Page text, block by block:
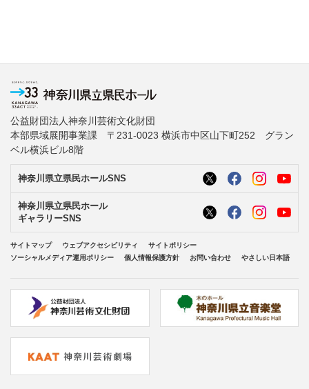
公益財団法人神奈川芸術文化財団
本部県域展開事業課 〒231-0023 横浜市中区山下町252 グラン
ベル横浜ビル8階
神奈川県立県民ホールSNS
神奈川県立県民ホール
ギャラリーSNS
サイトマップ ウェブアクセシビリティ
サイトポリシー
ソーシャルメディア運用ポリシー
個人情報保護方針 お問い合わせ やさしい日本語